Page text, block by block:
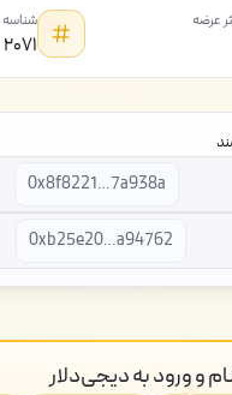
عرضه شناسه CMC (UCID)
۲۰۷۱
0x8f8221…7a938a
0xb25e20…a94762
و ورود به دیجی‌دلار